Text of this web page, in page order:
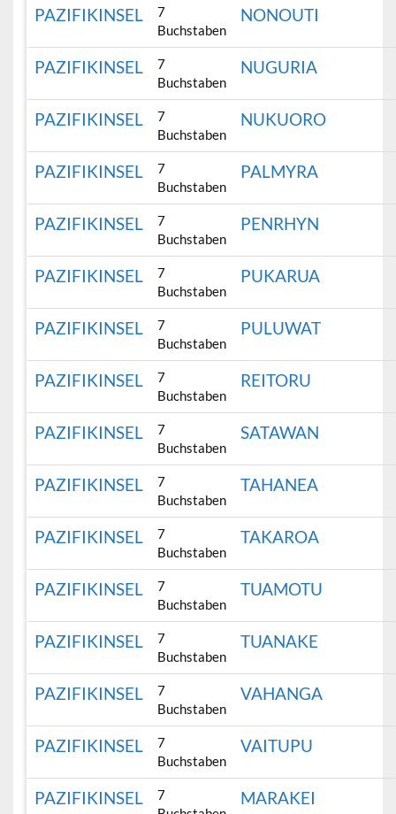
PAZIFIKINSEL
7
Buchstaben
NONOUTI
PAZIFIKINSEL
7
Buchstaben
NUGURIA
PAZIFIKINSEL
7
Buchstaben
NUKUORO
PAZIFIKINSEL
7
Buchstaben
PALMYRA
PAZIFIKINSEL
7
Buchstaben
PENRHYN
PAZIFIKINSEL
7
Buchstaben
PUKARUA
PAZIFIKINSEL
7
Buchstaben
PULUWAT
PAZIFIKINSEL
7
Buchstaben
REITORU
PAZIFIKINSEL
7
Buchstaben
SATAWAN
PAZIFIKINSEL
7
Buchstaben
TAHANEA
PAZIFIKINSEL
7
Buchstaben
TAKAROA
PAZIFIKINSEL
7
Buchstaben
TUAMOTU
PAZIFIKINSEL
7
Buchstaben
TUANAKE
PAZIFIKINSEL
7
Buchstaben
VAHANGA
PAZIFIKINSEL
7
Buchstaben
VAITUPU
PAZIFIKINSEL
7
MARAKEI